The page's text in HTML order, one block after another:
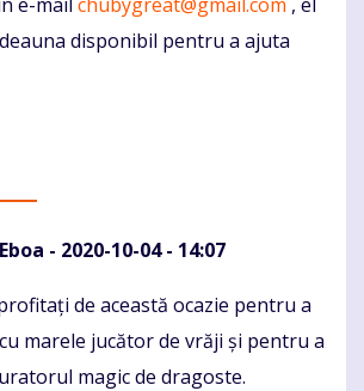
disponibil pentru a ajuta
- 2020-10-04 - 14:07
de această ocazie pentru a
marele jucător de vrăji și pentru a
magic de dragoste.